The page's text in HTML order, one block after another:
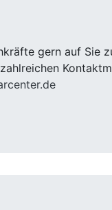
gern auf Sie